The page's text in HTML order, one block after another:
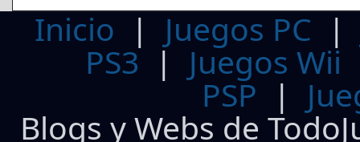
Inicio | Juegos PC
PS3| Juegos Wii
PSP |
Blogs y Webs de